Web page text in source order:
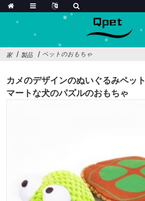
家 製品 ペットのおもちゃ
カメのデザインのぬいぐるみペッ
マートな犬のパズルのおもちゃ